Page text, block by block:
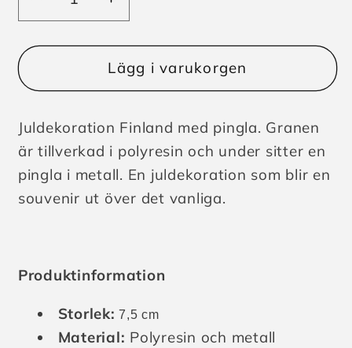
Minska
kvantitet
för
Juldekoration
Finland
Pingla
Öka
kvantitet
för
Juldekoration
Finland
Pingla
Lägg i varukorgen
Juldekoration Finland med pingla. Granen
är tillverkad i polyresin och under sitter en
pingla i metall. En juldekoration som blir en
souvenir ut över det vanliga.
Produktinformation
Storlek: 7,5 cm
Material: Polyresin och metall